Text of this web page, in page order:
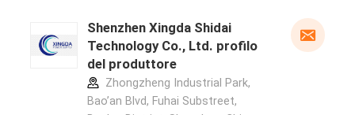
Shenzhen Xingda Shidai
Technology Co., Ltd. profilo
del produttore
Zhongzheng Industrial Park,
Bao’an Blvd, Fuhai Substreet,